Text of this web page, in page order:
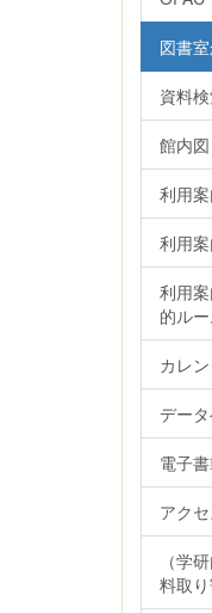
図書
資料
館内図
利用案
利用案
利用
的ルー
カレ
デー
電子
アク
（学
料取